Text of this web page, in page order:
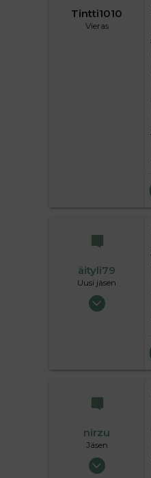
Tintti1010
Vieras
äityli79
Uusi jäsen
03.06.2004
nirzu
Jäsen
10.06.2004